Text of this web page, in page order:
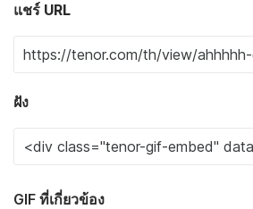
แชร์ URL
ฝัง
GIF ที่เกี่ยวข้อง